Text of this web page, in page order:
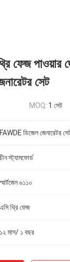
ফেজ পাওয়ার
সেট
MOQ: 1 সেট
FAWDE ডিজেল জেনারেটর
চীন স্ট্যামফোর্ড
স্মার্টজেন ৬১১০
এসি থ্রি ফেজ
১২ মাস/ ১ বছর